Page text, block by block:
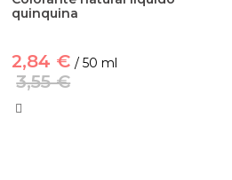
quinquina
2,84 € / 50 ml
3,55 €